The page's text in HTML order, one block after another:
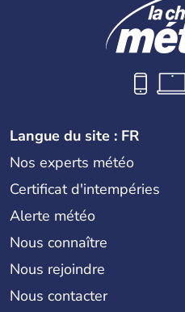
Langue du site : FR
Nos experts météo
Certificat d'intempéries
Alerte météo
Nous connaître
Nous rejoindre
Nous contacter